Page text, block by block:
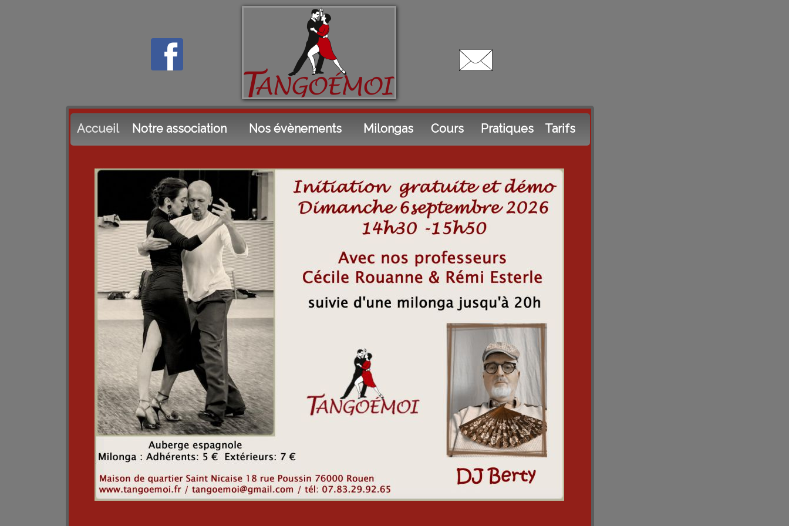
Tarifs
Nos évènements Pratiques
Milongas Cours
Notre association
Accueil